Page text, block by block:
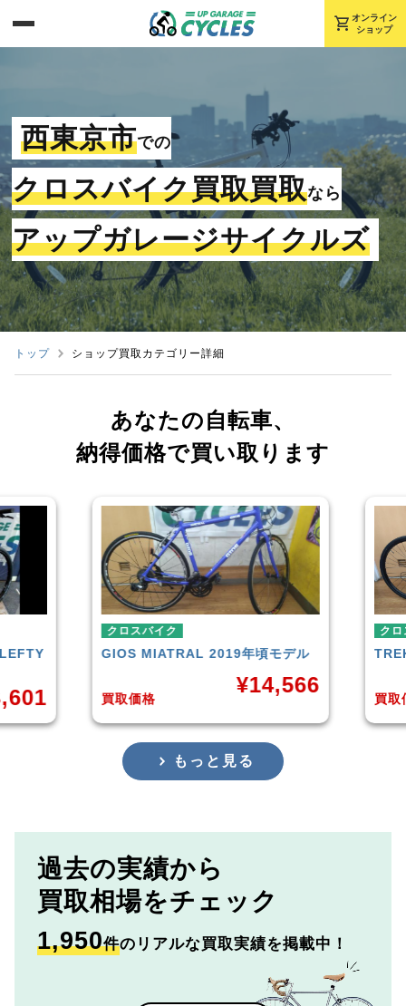
shopping_cart オンライン
ショップ
西東京市での
クロスバイク買取買取なら
アップガレージサイクルズ
トップ ショップ買取カテゴリー詳細
あなたの自転車、
納得価格で買い取ります
クロスバイク
GIOSMIATRAL 2019年頃モデル
買取価格
¥14,566
クロ
買取
もっと見る
過去の実績から
買取相場をチェック
1,950件のリアルな買取実績を掲載中！